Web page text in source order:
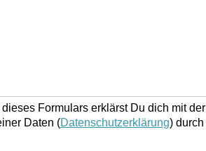
Formulars erklärst Du dich mit
Daten (Datenschutzerklärung)